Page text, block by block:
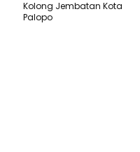
Kolong Jembatan Kota
Palopo